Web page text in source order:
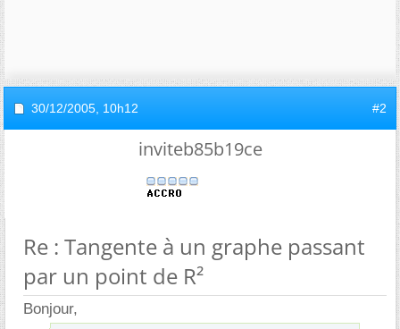
30/12/2005, 10h12 #2
inviteb85b19ce
Re : Tangente à un graphe passant
par un point de R²
Bonjour,